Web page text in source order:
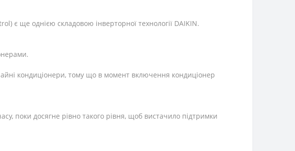
є ще однією складовою інверторної технології DAIKIN.
кондиціонери, тому що в момент включення кондиціонер
поки досягне рівно такого рівня, щоб вистачило підтримки